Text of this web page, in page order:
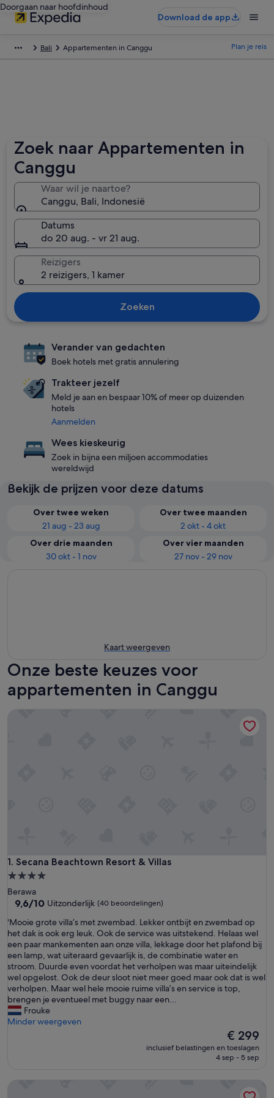
Doorgaan naar hoofdinhoud
Download de app
Bali Appartementen in Canggu Plan je reis
Zoek naar Appartementen in
Canggu
Waar wil je naartoe?
Canggu, Bali, Indonesië
Datums
do 20 aug. - vr 21 aug.
Reizigers
2 reizigers, 1 kamer
Zoeken
Verander van gedachten
Boek hotels met gratis annulering
Trakteer jezelf
Meld je aan en bespaar 10% of meer op duizenden
hotels
Aanmelden
Wees kieskeurig
Zoek in bijna een miljoen accommodaties
wereldwijd
Bekijk de prijzen voor deze datums
Over twee weken
21 aug - 23 aug
Over twee maanden
2 okt - 4 okt
Over drie maanden
30 okt - 1 nov
Over vier maanden
27 nov - 29 nov
Kaart weergeven
Onze beste keuzes voor
appartementen in Canggu
1. Secana Beachtown Resort & Villas
Secana Beachtown Resort & Villas
4.0-
sterrenaccommodatie
Berawa
9.6
10,
Uitzonderlijk,
(40
beoordelingen)
9,6/10 Uitzonderlijk (40 beoordelingen)
'
M
o
o
i
e
g
r
o
t
'Mooie grote villa’s met zwembad. Lekker ontbijt en zwembad op
het dak is ook erg leuk. Ook de service was uitstekend. Helaas wel
een paar mankementen aan onze villa, lekkage door het plafond bij
een lamp, wat uiteraard gevaarlijk is, de combinatie water en
stroom. Duurde even voordat het verholpen was maar uiteindelijk
wel opgelost. Ook de deur sloot niet meer goed maar ook dat is wel
verholpen. Maar wel hele mooie ruime villa’s en service is top,
brengen je eventueel met buggy naar een...
Frouke
Minder weergeven
De
prijs
is
€ 299
inclusief belastingen en toeslagen
4 sep - 5 sep